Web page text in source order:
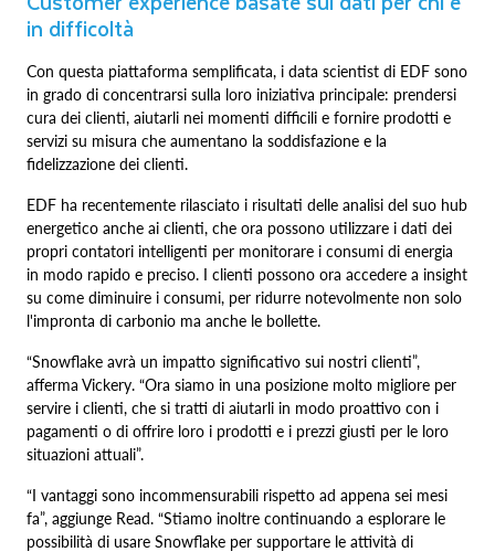
in difficoltà
Con questa piattaforma semplificata, i data scientist di EDF sono
in grado di concentrarsi sulla loro iniziativa principale: prendersi
cura dei clienti, aiutarli nei momenti difficili e fornire prodotti e
servizi su misura che aumentano la soddisfazione e la
fidelizzazione dei clienti.
EDF ha recentemente rilasciato i risultati delle analisi del suo hub
energetico anche ai clienti, che ora possono utilizzare i dati dei
propri contatori intelligenti per monitorare i consumi di energia
in modo rapido e preciso. I clienti possono ora accedere a insight
su come diminuire i consumi, per ridurre notevolmente non solo
l'impronta di carbonio ma anche le bollette.
“Snowflake avrà un impatto significativo sui nostri clienti”,
afferma Vickery. “Ora siamo in una posizione molto migliore per
servire i clienti, che si tratti di aiutarli in modo proattivo con i
pagamenti o di offrire loro i prodotti e i prezzi giusti per le loro
situazioni attuali”.
“I vantaggi sono incommensurabili rispetto ad appena sei mesi
fa”, aggiunge Read. “Stiamo inoltre continuando a esplorare le
possibilità di usare Snowflake per supportare le attività di